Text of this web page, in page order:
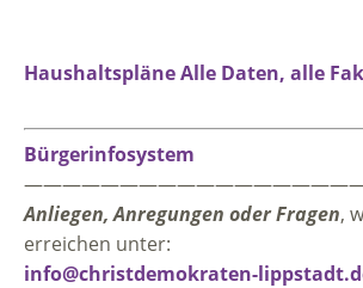
Haushaltspläne Alle Daten, alle
Bürgerinfosystem
Anliegen, Anregungen oder Fragen,
erreichen unter:
info@christdemokraten-